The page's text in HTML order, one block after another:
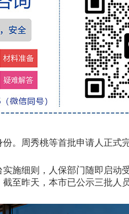
。周秀桃等首批申请人正式
细则，人保部门随即启动
至昨天，本市已公示三批人